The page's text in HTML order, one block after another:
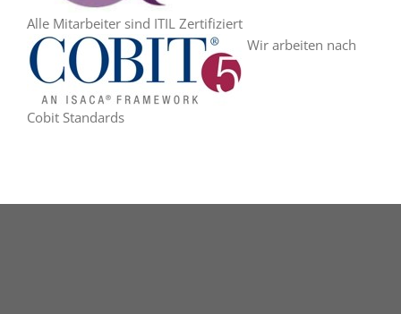
Alle Mitarbeiter sind ITIL Zertifiziert
Wir arbeiten nach
Cobit Standards